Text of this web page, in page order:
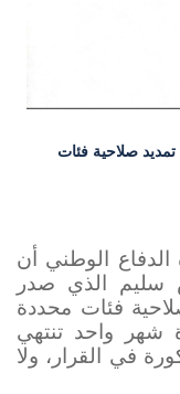
صلاحية فئات
الدفاع الوطني أن
سليم الذي صدر
بتمديد صلاحية فئات محددة
شهر واحد تنتهي
مذكورة في القرار، ولا